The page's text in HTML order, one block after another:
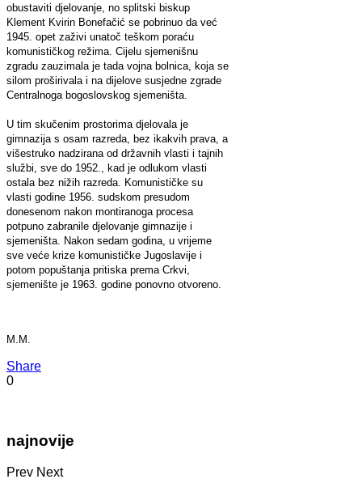
obustaviti djelovanje, no splitski biskup
Klement Kvirin Bonefačić se pobrinuo da već
1945. opet zaživi unatoč teškom poraću
komunističkog režima. Cijelu sjemenišnu
zgradu zauzimala je tada vojna bolnica, koja se
silom proširivala i na dijelove susjedne zgrade
Centralnoga bogoslovskog sjemeništa.
U tim skučenim prostorima djelovala je
gimnazija s osam razreda, bez ikakvih prava, a
višestruko nadzirana od državnih vlasti i tajnih
službi, sve do 1952., kad je odlukom vlasti
ostala bez nižih razreda. Komunističke su
vlasti godine 1956. sudskom presudom
donesenom nakon montiranoga procesa
potpuno zabranile djelovanje gimnazije i
sjemeništa. Nakon sedam godina, u vrijeme
sve veće krize komunističke Jugoslavije i
potom popuštanja pritiska prema Crkvi,
sjemenište je 1963. godine ponovno otvoreno.
M.M.
Share
0
najnovije
Prev Next